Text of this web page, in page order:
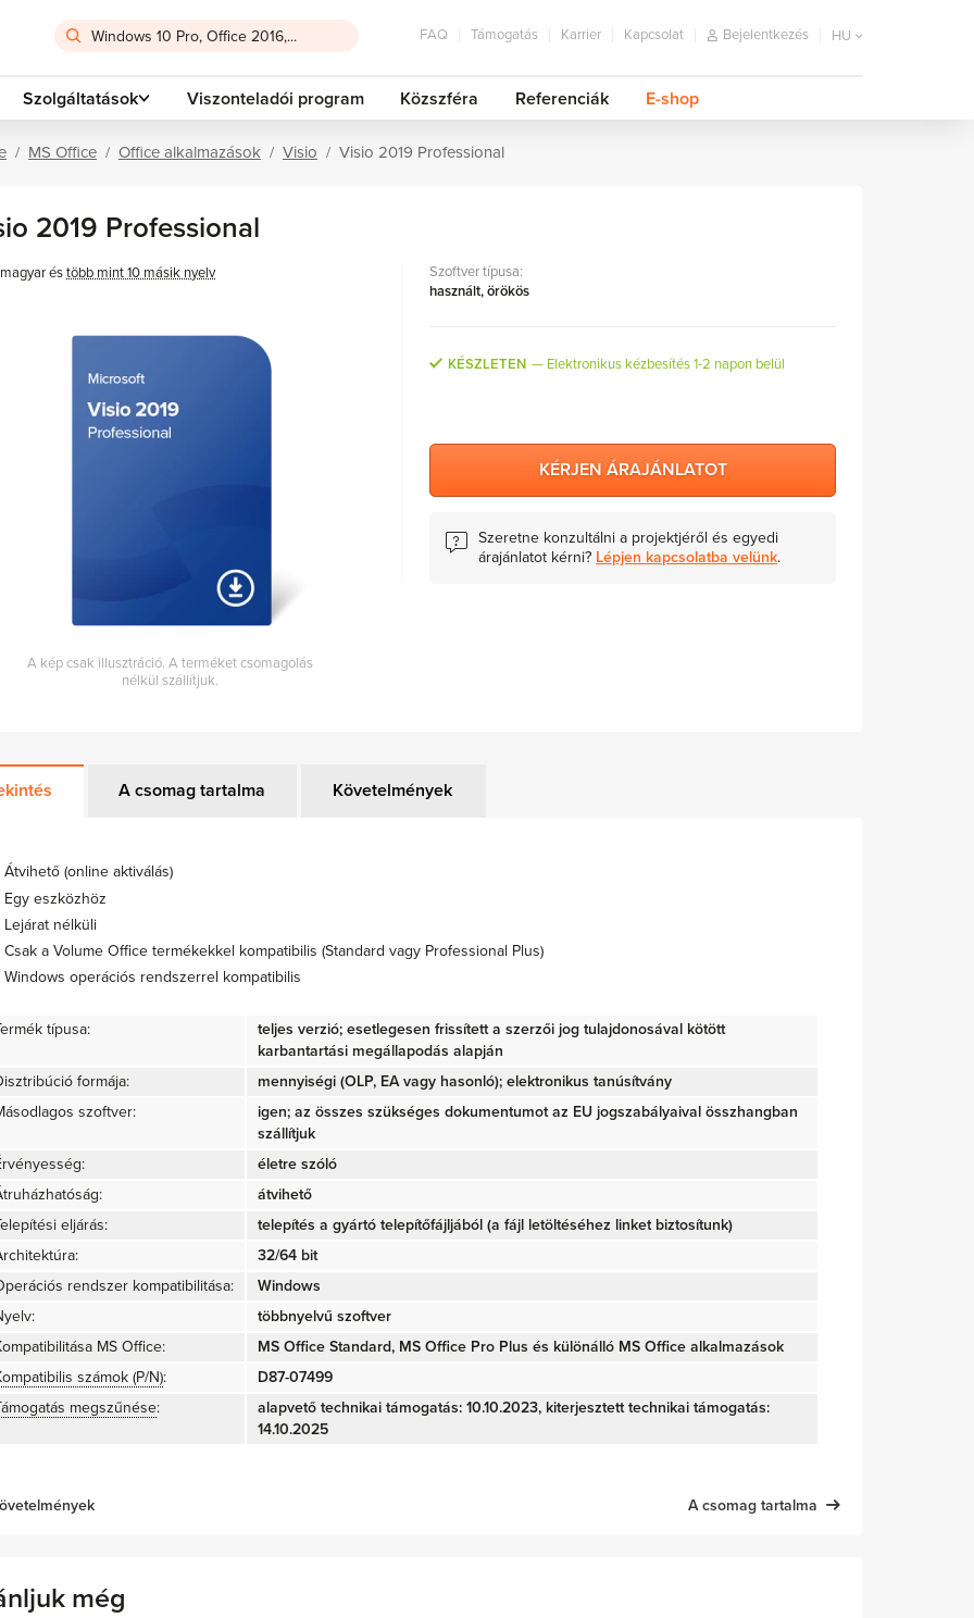
FAQ Támogatás Karrier Kapcsolat Bejelentkezés HU
Szolgáltatások Viszonteladói program Közszféra Referenciák E-shop
MS Office Office alkalmazások Visio Visio 2019 Professional
2019 Professional
magyar éstöbb mint 10 másik nyelv
A kép csak illusztráció. A terméket csomagolás
nélkül szállítjuk.
Szoftver típusa:
használt, örökös
KÉSZLETEN Elektronikus kézbesítés 1-2 napon belül
KÉRJEN ÁRAJÁNLATOT
Szeretne konzultálni a projektjéről és egyedi
árajánlatot kérni? Lépjen kapcsolatba velünk.
A csomag tartalma Követelmények
Átvihető (online aktiválás)
Egy eszközhöz
Lejárat nélküli
Csak a Volume Office termékekkel kompatibilis (Standard vagy Professional Plus)
Windows operációs rendszerrel kompatibilis
típusa:
teljes verzió; esetlegesen frissített a szerzői jog tulajdonosával kötött
karbantartási megállapodás alapján
formája:
mennyiségi (OLP, EA vagy hasonló); elektronikus tanúsítvány
szoftver:
igen; az összes szükséges dokumentumot az EU jogszabályaival összhangban
szállítjuk
életre szóló
átvihető
eljárás:
telepítés a gyártó telepítőfájljából (a fájl letöltéséhez linket biztosítunk)
32/64 bit
rendszer kompatibilitása:
Windows
többnyelvű szoftver
MS Office:
MS Office Standard, MS Office Pro Plus és különálló MS Office alkalmazások
számok (P/N):
D87-07499
megszűnése:
alapvető technikai támogatás: 10.10.2023, kiterjesztett technikai támogatás:
14.10.2025
A csomag tartalma
még